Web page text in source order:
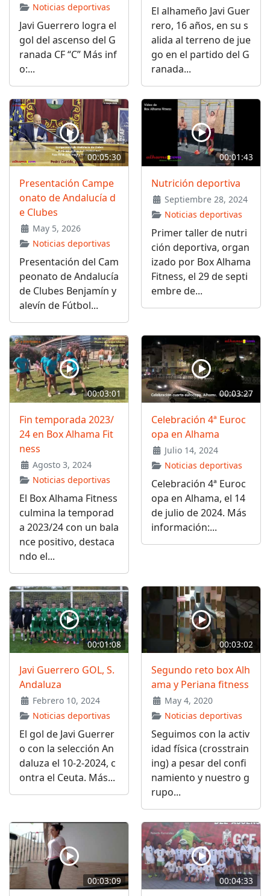
Noticias deportivas
Javi Guerrero logra el
gol del ascenso del G
ranada CF “C” Más inf
o:...
El alhameño Javi Guer
rero, 16 años, en su s
alida al terreno de jue
go en el partido del G
ranada...
00:05:30
Presentación Campe
onato de Andalucía d
e Clubes
May 5, 2026
Noticias deportivas
Presentación del Cam
peonato de Andalucía
de Clubes Benjamín y
alevín de Fútbol...
00:01:43
Nutrición deportiva
Septiembre 28, 2024
Noticias deportivas
Primer taller de nutri
ción deportiva, organ
izado por Box Alhama
Fitness, el 29 de septi
embre de...
00:03:01
Fin temporada 2023/
24 en Box Alhama Fit
ness
Agosto 3, 2024
Noticias deportivas
El Box Alhama Fitness
culmina la temporad
a 2023/24 con un bala
nce positivo, destaca
ndo el...
00:03:27
Celebración 4ª Euroc
opa en Alhama
Julio 14, 2024
Noticias deportivas
Celebración 4ª Euroc
opa en Alhama, el 14
de julio de 2024. Más
información:...
00:01:08
Javi Guerrero GOL, S.
Andaluza
Febrero 10, 2024
Noticias deportivas
El gol de Javi Guerrer
o con la selección An
daluza el 10-2-2024, c
ontra el Ceuta. Más...
00:03:02
Segundo reto box Alh
ama y Periana fitness
May 4, 2020
Noticias deportivas
Seguimos con la activ
idad física (crosstrain
ing) a pesar del confi
namiento y nuestro g
rupo...
00:03:09 00:04:33